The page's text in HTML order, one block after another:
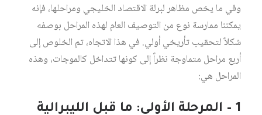
وفي ما يخص مظاهر لبرلة الاقتصاد الخليجي ومراحلها، فإنه
يمكننا ممارسة نوع من التوصيف العام لهذه المراحل بوصفه
شكلاً لتحقيب تأريخي أولي. في هذا الاتجاه، تم الخلوص إلى
أربع مراحل متماوجة نظراً إلى كونها تتداخل كالموجات، وهذه
المراحل هي:
1 – المرحلة الأولى: ما قبل الليبرالية